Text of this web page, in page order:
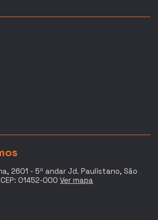
2601 - 5º andar Jd. Paulistano, São
01452-000 Ver mapa